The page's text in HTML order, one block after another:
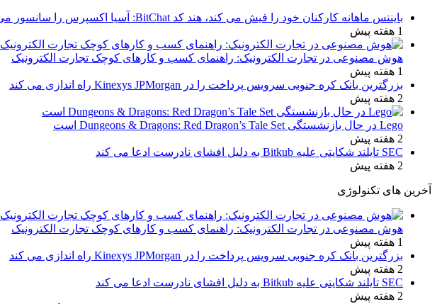
بایننس ماهانه کارکنان خود را فیش می کند، هند کد BitChat: آسیا اکسپرس را سانسور می کند
1 هفته پیش
هوش مصنوعی در تجارت الکترونیک: راهنمای کسب و کارهای کوچک تجارت الکترونیک
1 هفته پیش
بزرگترین بانک کره جنوبی سرویس پرداخت را در Kinexys JPMorgan راه اندازی می کند
2 هفته پیش
Lego در حال بازنشستگی Dungeons & Dragons: Red Dragon’s Tale Set است
2 هفته پیش
SEC تایلند شکایتی علیه Bitkub به دلیل افشای نادرست ادعا می کند
2 هفته پیش
آخرین های تکنولوژی
هوش مصنوعی در تجارت الکترونیک: راهنمای کسب و کارهای کوچک تجارت الکترونیک
1 هفته پیش
بزرگترین بانک کره جنوبی سرویس پرداخت را در Kinexys JPMorgan راه اندازی می کند
2 هفته پیش
SEC تایلند شکایتی علیه Bitkub به دلیل افشای نادرست ادعا می کند
2 هفته پیش